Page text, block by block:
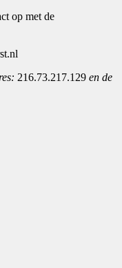
op met de
216.73.217.129 en de